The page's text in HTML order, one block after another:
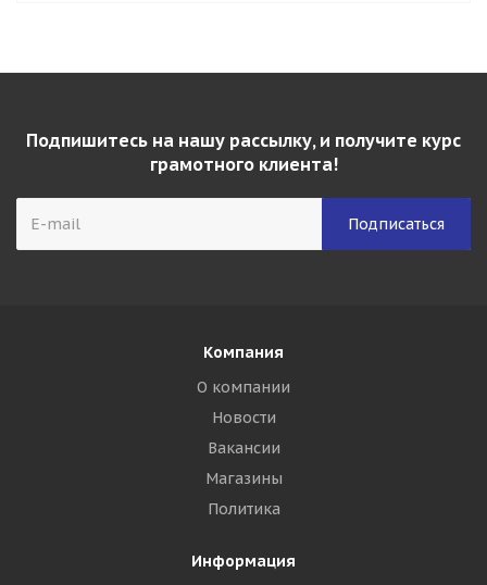
Подпишитесь на нашу рассылку, и получите курс
грамотного клиента!
Компания
О компании
Новости
Вакансии
Магазины
Политика
Информация